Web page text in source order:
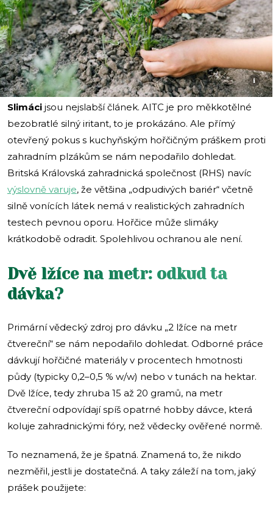
i
Slimáci jsou nejslabší článek. AITC je pro měkkotělné
bezobratlé silný iritant, to je prokázáno. Ale přímý
otevřený pokus s kuchyňským hořčičným práškem proti
zahradním plzákům se nám nepodařilo dohledat.
Britská Královská zahradnická společnost (RHS) navíc
výslovně varuje, že většina „odpudivých bariér“ včetně
silně vonících látek nemá v realistických zahradních
testech pevnou oporu. Hořčice může slimáky
krátkodobě odradit. Spolehlivou ochranou ale není.
Dvě lžíce na metr: odkud ta
dávka?
Primární vědecký zdroj pro dávku „2 lžíce na metr
čtvereční“ se nám nepodařilo dohledat. Odborné práce
dávkují hořčičné materiály v procentech hmotnosti
půdy (typicky 0,2–0,5 % w/w) nebo v tunách na hektar.
Dvě lžíce, tedy zhruba 15 až 20 gramů, na metr
čtvereční odpovídají spíš opatrné hobby dávce, která
koluje zahradnickými fóry, než vědecky ověřené normě.
To neznamená, že je špatná. Znamená to, že nikdo
nezměřil, jestli je dostatečná. A taky záleží na tom, jaký
prášek použijete: